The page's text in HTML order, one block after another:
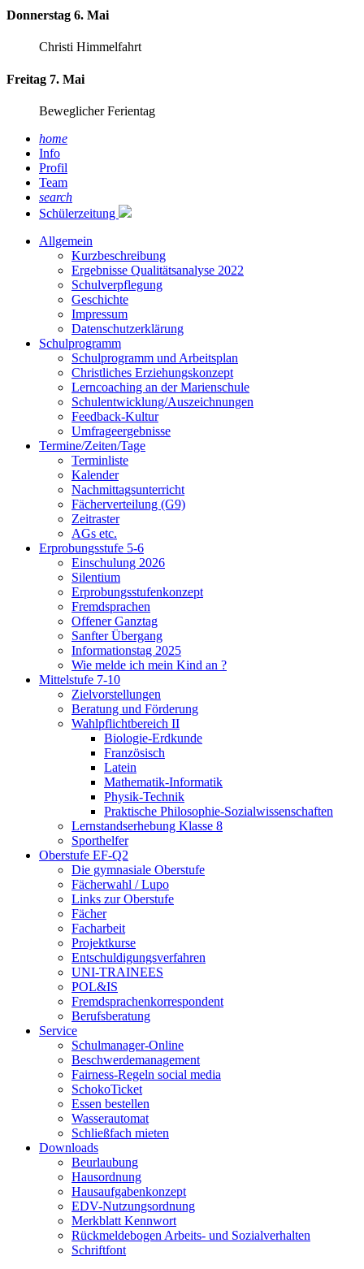
Donnerstag 6. Mai
Christi Himmelfahrt
Freitag 7. Mai
Beweglicher Ferientag
home
Info
Profil
Team
search
Schülerzeitung
Allgemein
Kurzbeschreibung
Ergebnisse Qualitätsanalyse 2022
Schulverpflegung
Geschichte
Impressum
Datenschutzerklärung
Schulprogramm
Schulprogramm und Arbeitsplan
Christliches Erziehungskonzept
Lerncoaching an der Marienschule
Schulentwicklung/Auszeichnungen
Feedback-Kultur
Umfrageergebnisse
Termine/Zeiten/Tage
Terminliste
Kalender
Nachmittagsunterricht
Fächerverteilung (G9)
Zeitraster
AGs etc.
Erprobungsstufe 5-6
Einschulung 2026
Silentium
Erprobungsstufenkonzept
Fremdsprachen
Offener Ganztag
Sanfter Übergang
Informationstag 2025
Wie melde ich mein Kind an ?
Mittelstufe 7-10
Zielvorstellungen
Beratung und Förderung
Wahlpflichtbereich II
Biologie-Erdkunde
Französisch
Latein
Mathematik-Informatik
Physik-Technik
Praktische Philosophie-Sozialwissenschaften
Lernstandserhebung Klasse 8
Sporthelfer
Oberstufe EF-Q2
Die gymnasiale Oberstufe
Fächerwahl / Lupo
Links zur Oberstufe
Fächer
Facharbeit
Projektkurse
Entschuldigungsverfahren
UNI-TRAINEES
POL&IS
Fremdsprachenkorrespondent
Berufsberatung
Service
Schulmanager-Online
Beschwerdemanagement
Fairness-Regeln social media
SchokoTicket
Essen bestellen
Wasserautomat
Schließfach mieten
Downloads
Beurlaubung
Hausordnung
Hausaufgabenkonzept
EDV-Nutzungsordnung
Merkblatt Kennwort
Rückmeldebogen Arbeits- und Sozialverhalten
Schriftfont